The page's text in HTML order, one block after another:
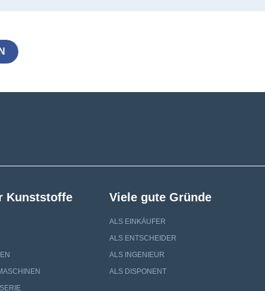
Kunststoffe Viele gute Gründe
ALS EINKÄUFER
ALS ENTSCHEIDER
ALS INGENIEUR
ALS DISPONENT